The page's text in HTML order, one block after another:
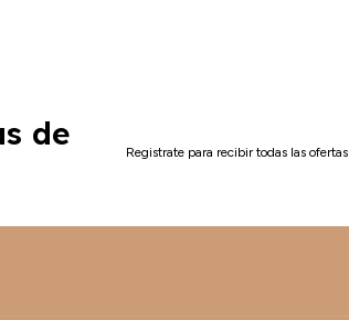
de
Registrate para recibir todas las ofertas